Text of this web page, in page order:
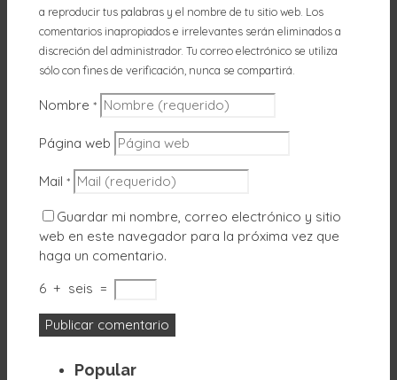
a reproducir tus palabras y el nombre de tu sitio web. Los
comentarios inapropiados e irrelevantes serán eliminados a
discreción del administrador. Tu correo electrónico se utiliza
sólo con fines de verificación, nunca se compartirá.
Nombre *
Página web
Mail *
Guardar mi nombre, correo electrónico y sitio
web en este navegador para la próxima vez que
haga un comentario.
6 + seis =
Popular